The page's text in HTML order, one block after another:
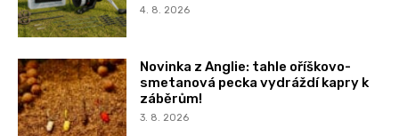
4. 8. 2026
Novinka z Anglie: tahle oříškovo-
smetanová pecka vydráždí kapry k
záběrům!
3. 8. 2026